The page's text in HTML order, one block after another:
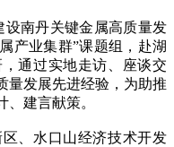
南丹关键金属高质量发
产业集群”课题组，赴湖
通过实地走访、座谈交
量发展先进经验，为助推
建言献策。
、水口山经济技术开发